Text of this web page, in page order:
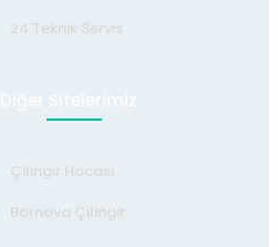
24 Teknik Servis
Diğer Sitelerimiz
Çilingir Hocası
Bornova Çilingir